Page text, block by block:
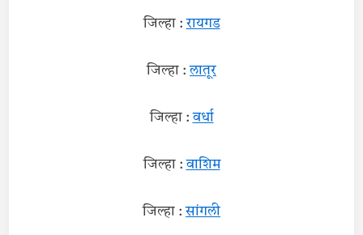
जिल्हा :रायगड
जिल्हा :लातूर
जिल्हा :वर्धा
जिल्हा :वाशिम
जिल्हा :सांगली